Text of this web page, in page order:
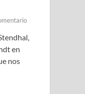
en
nos